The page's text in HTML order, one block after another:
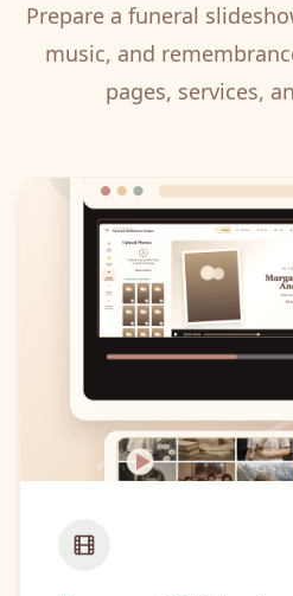
Prepare a funeral
music, and
pages, services,